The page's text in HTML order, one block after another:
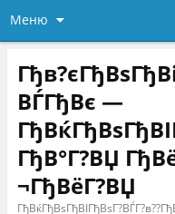
Меню
ВЃГђВє —
ГђВ°Г?ВЏ
¬ГђВёГ?ВЏ